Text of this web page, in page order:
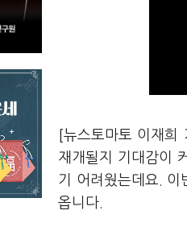
[뉴스토마토 이재희
재개될지 기대감이
기 어려웠는데요. 이
옵니다.